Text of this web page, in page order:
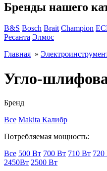
Бренды нашего
B&S Bosch Brait Champion
Ресанта Элмос
Главная »
Угло-
Бренд
Все Makita Калибр
Потребляемая мощность:
Все 500 Вт 700 Вт 710 Вт 720
2450Вт 2500 Вт